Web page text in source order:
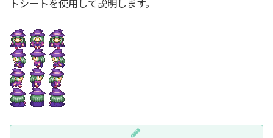
トシートを使用して説明します。